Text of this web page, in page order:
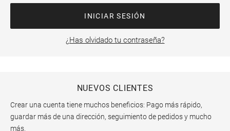
INICIAR SESIÓN
¿Has olvidado tu contraseña?
NUEVOS CLIENTES
Crear una cuenta tiene muchos beneficios: Pago más rápido,
guardar más de una dirección, seguimiento de pedidos y mucho
más.